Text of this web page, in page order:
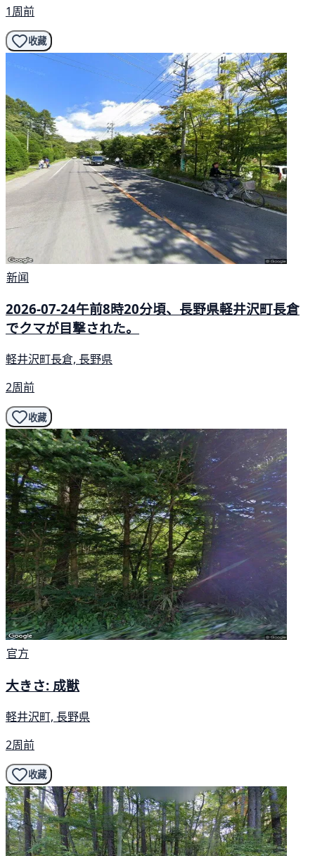
1周前
收藏
新闻
2026-07-24午前8時20分頃、長野県軽井沢町長倉
でクマが目撃された。
軽井沢町長倉, 長野県
2周前
收藏
官方
大きさ: 成獣
軽井沢町, 長野県
2周前
收藏